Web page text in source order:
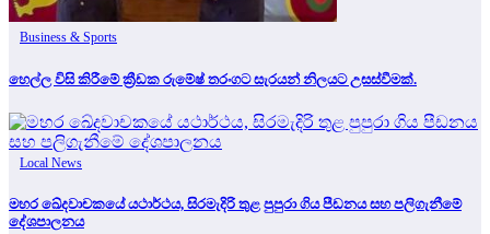
Business & Sports
හෙල්ල විසි කිරීමේ ක්‍රීඩක රුමේෂ් තරංගට සැරයන් නිලයට උසස්වීමක්.
Local News
මහර ඛේදවාචකයේ යථාර්ථය, සිරමැදිරි තුළ පුපුරා ගිය පීඩනය සහ පලිගැනීමේ
දේශපාලනය